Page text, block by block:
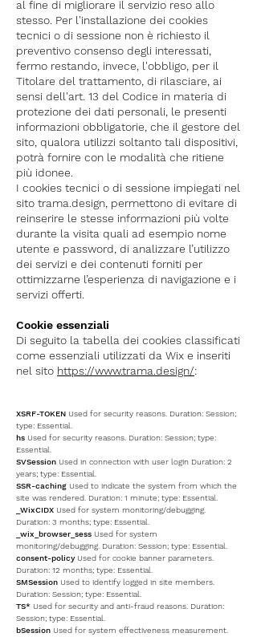
al fine di migliorare il servizio reso allo
stesso. Per l'installazione dei cookies
tecnici o di sessione non è richiesto il
preventivo consenso degli interessati,
fermo restando, invece, l'obbligo, per il
Titolare del trattamento, di rilasciare, ai
sensi dell'art. 13 del Codice in materia di
protezione dei dati personali, le presenti
informazioni obbligatorie, che il gestore del
sito, qualora utilizzi soltanto tali dispositivi,
potrà fornire con le modalità che ritiene
più idonee.
I cookies tecnici o di sessione impiegati nel
sito trama.design, permettono di evitare di
reinserire le stesse informazioni più volte
durante la visita quali ad esempio nome
utente e password, di analizzare l’utilizzo
dei servizi e dei contenuti forniti per
ottimizzarne l’esperienza di navigazione e i
servizi offerti.
Cookie essenziali
Di seguito la tabella dei cookies classificati
come essenziali utilizzati da Wix e inseriti
nel sito https://www.trama.design/:
XSRF-TOKEN Used for security reasons. Duration: Session;
type: Essential.
hs Used for security reasons. Duration: Session; type:
Essential.
SVSession Used in connection with user login Duration: 2
years; type: Essential.
SSR-caching Used to indicate the system from which the
site was rendered. Duration: 1 minute; type: Essential.
_WixCIDX Used for system monitoring/debugging.
Duration: 3 months; type: Essential.
_wix_browser_sess Used for system
monitoring/debugging. Duration: Session; type: Essential.
consent-policy Used for cookie banner parameters.
Duration: 12 months; type: Essential.
SMSession Used to identify logged in site members.
Duration: Session; type: Essential.
TS* Used for security and anti-fraud reasons. Duration:
Session; type: Essential.
bSession Used for system effectiveness measurement.